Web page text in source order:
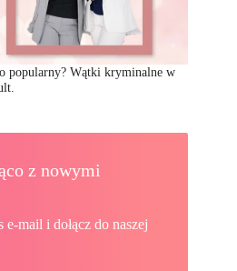
popularny? Wątki kryminalne w
z nowymi
mail i dołącz do naszej